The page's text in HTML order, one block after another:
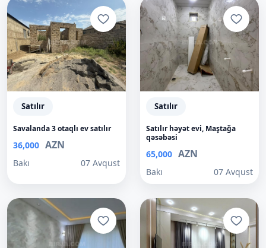
Satılır
Savalanda 3 otaqlı ev satılır
36,000 AZN
Bakı 07 Avqust
Satılır
Satılır həyət evi, Maştağa
qəsəbəsi
65,000 AZN
Bakı 07 Avqust